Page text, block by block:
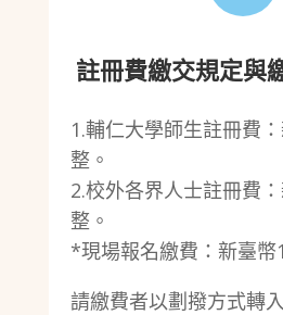
註冊費繳交規定與
1.輔仁大學師生註冊費
整。
2.校外各界人士註冊費
整。
*現場報名繳費：新臺幣
請繳費者以劃撥方式轉